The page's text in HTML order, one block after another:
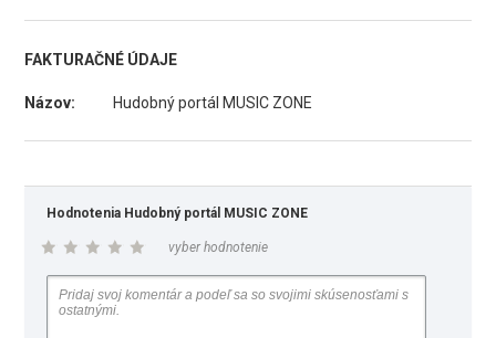
FAKTURAČNÉ ÚDAJE
Názov: Hudobný portál MUSIC ZONE
Hodnotenia Hudobný portál MUSIC ZONE
vyber hodnotenie